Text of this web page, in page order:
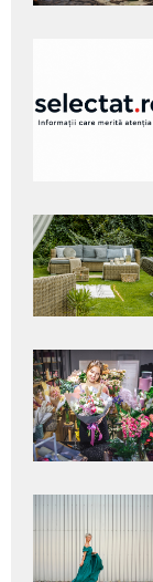
pentru
subtitlu
Adaugă
aici textul
pentru
subtitlu
Adaugă
aici textul
pentru
subtitlu
Adaugă
aici textul
pentru